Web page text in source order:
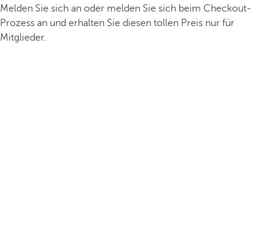
Melden Sie sich an oder melden Sie sich beim Checkout-
Prozess an und erhalten Sie diesen tollen Preis nur für
Mitglieder.